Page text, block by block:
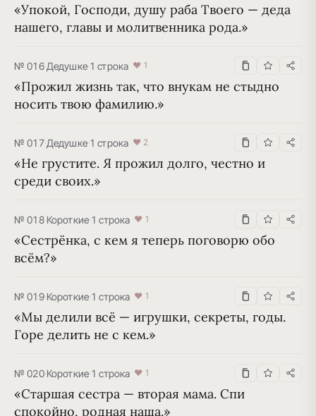
«Упокой, Господи, душу раба Твоего — деда
нашего, главы и молитвенника рода.»
№ 016·Дедушке·1 строка ♥ 1
«Прожил жизнь так, что внукам не стыдно
носить твою фамилию.»
№ 017·Дедушке·1 строка ♥ 2
«Не грустите. Я прожил долго, честно и
среди своих.»
№ 018·Короткие·1 строка ♥ 1
«Сестрёнка, с кем я теперь поговорю обо
всём?»
№ 019·Короткие·1 строка ♥ 1
«Мы делили всё — игрушки, секреты, годы.
Горе делить не с кем.»
№ 020·Короткие·1 строка ♥ 1
«Старшая сестра — вторая мама. Спи
спокойно, родная наша.»